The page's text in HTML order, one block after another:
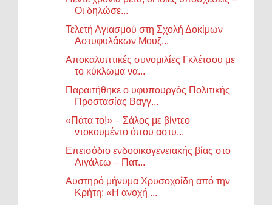
Οι δηλώσε...
Τελετή Αγιασμού στη Σχολή Δοκίμων
Αστυφυλάκων Μουζ...
Αποκαλυπτικές συνομιλίες Γκλέτσου με
το κύκλωμα να...
Παραιτήθηκε ο υφυπουργός Πολιτικής
Προστασίας Βαγγ...
«Πάτα το!» – Σάλος με βίντεο
ντοκουμέντο όπου αστυ...
Επεισόδιο ενδοοικογενειακής βίας στο
Αιγάλεω – Πατ...
Αυστηρό μήνυμα Χρυσοχοΐδη από την
Κρήτη: «Η ανοχή ...